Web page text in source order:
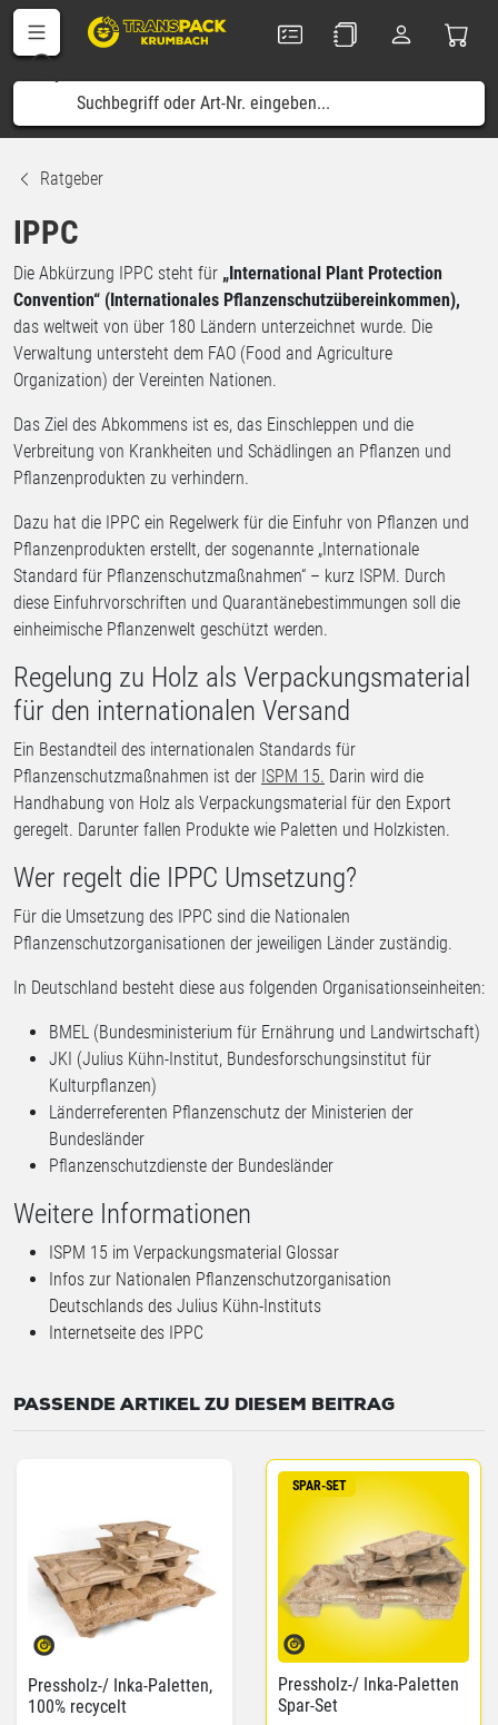
Ratgeber
IPPC
Die Abkürzung IPPC steht für „International Plant Protection
Convention“ (Internationales Pflanzenschutzübereinkommen),
das weltweit von über 180 Ländern unterzeichnet wurde. Die
Verwaltung untersteht dem FAO (Food and Agriculture
Organization) der Vereinten Nationen.
Das Ziel des Abkommens ist es, das Einschleppen und die
Verbreitung von Krankheiten und Schädlingen an Pflanzen und
Pflanzenprodukten zu verhindern.
Dazu hat die IPPC ein Regelwerk für die Einfuhr von Pflanzen und
Pflanzenprodukten erstellt, der sogenannte „Internationale
Standard für Pflanzenschutzmaßnahmen“ – kurz ISPM. Durch
diese Einfuhrvorschriften und Quarantänebestimmungen soll die
einheimische Pflanzenwelt geschützt werden.
Regelung zu Holz als Verpackungsmaterial
für den internationalen Versand
Ein Bestandteil des internationalen Standards für
Pflanzenschutzmaßnahmen ist der ISPM 15. Darin wird die
Handhabung von Holz als Verpackungsmaterial für den Export
geregelt. Darunter fallen Produkte wie Paletten und Holzkisten.
Wer regelt die IPPC Umsetzung?
Für die Umsetzung des IPPC sind die Nationalen
Pflanzenschutzorganisationen der jeweiligen Länder zuständig.
In Deutschland besteht diese aus folgenden Organisationseinheiten:
BMEL (Bundesministerium für Ernährung und Landwirtschaft)
JKI (Julius Kühn-Institut, Bundesforschungsinstitut für
Kulturpflanzen)
Länderreferenten Pflanzenschutz der Ministerien der
Bundesländer
Pflanzenschutzdienste der Bundesländer
Weitere Informationen
ISPM 15 im Verpackungsmaterial Glossar
Infos zur Nationalen Pflanzenschutzorganisation
Deutschlands des Julius Kühn-Instituts
Internetseite des IPPC
PASSENDE ARTIKEL ZU DIESEM BEITRAG
Pressholz-/ Inka-Paletten,
100% recycelt
SPAR-SET
Pressholz-/ Inka-Paletten
Spar-Set